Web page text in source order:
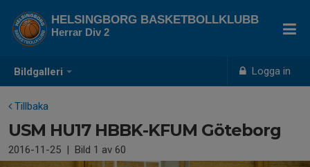
Bildgalleri Logga in
HELSINGBORG BASKETBOLLKLUBB
Herrar Div 2
Tillbaka
USM HU17 HBBK-KFUM Göteborg
2016-11-25 | Bild 1 av 60